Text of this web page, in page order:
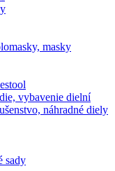
masky
vybavenie dielní
náhradné diely
sady